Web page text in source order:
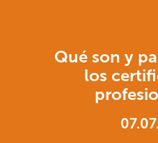
Qué son y
los